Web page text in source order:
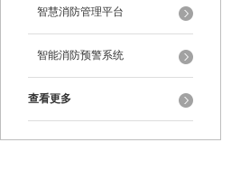
智慧消防管理平台
智能消防预警系统
查看更多